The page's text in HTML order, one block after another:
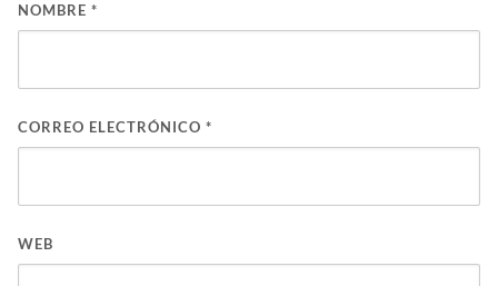
NOMBRE *
CORREO ELECTRÓNICO *
WEB